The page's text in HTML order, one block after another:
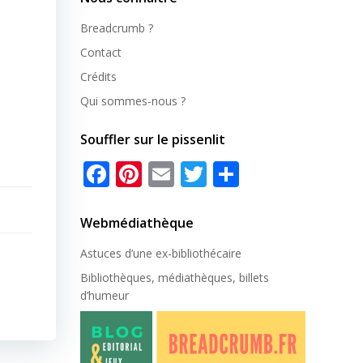
Breadcrumb ?
Contact
Crédits
Qui sommes-nous ?
Souffler sur le pissenlit
Facebook
Pinterest
EmailTwitter
Webmédiathèque
Astuces d’une ex-bibliothécaire
Bibliothèques, médiathèques, billets
d’humeur